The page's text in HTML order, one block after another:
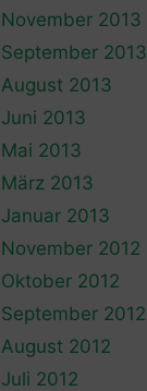
November 2013
September 2013
August 2013
Juni 2013
Mai 2013
März 2013
Januar 2013
November 2012
Oktober 2012
September 2012
August 2012
Juli 2012